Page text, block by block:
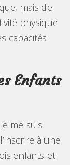
mais de
physique
capacités
Enfants
me suis
à une
enfants et